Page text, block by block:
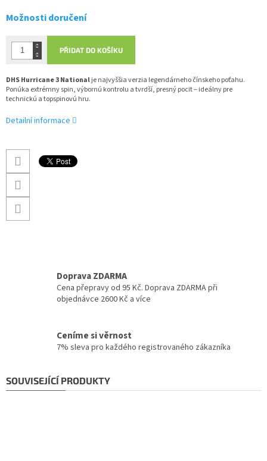
Možnosti doručení
PŘIDAT DO KOŠÍKU
DHS Hurricane 3 Nationalje najvyššia verzia legendárneho čínskeho poťahu.
Ponúka extrémny spin, výbornú kontrolu a tvrdší, presný pocit – ideálny pre
technickú a topspinovú hru.
Detailní informace
Doprava ZDARMA
Cena přepravy od 95 Kč. Doprava ZDARMA při
objednávce 2600 Kč a více
Ceníme si věrnost
7% sleva pro každého registrovaného zákazníka
SOUVISEJÍCÍ PRODUKTY